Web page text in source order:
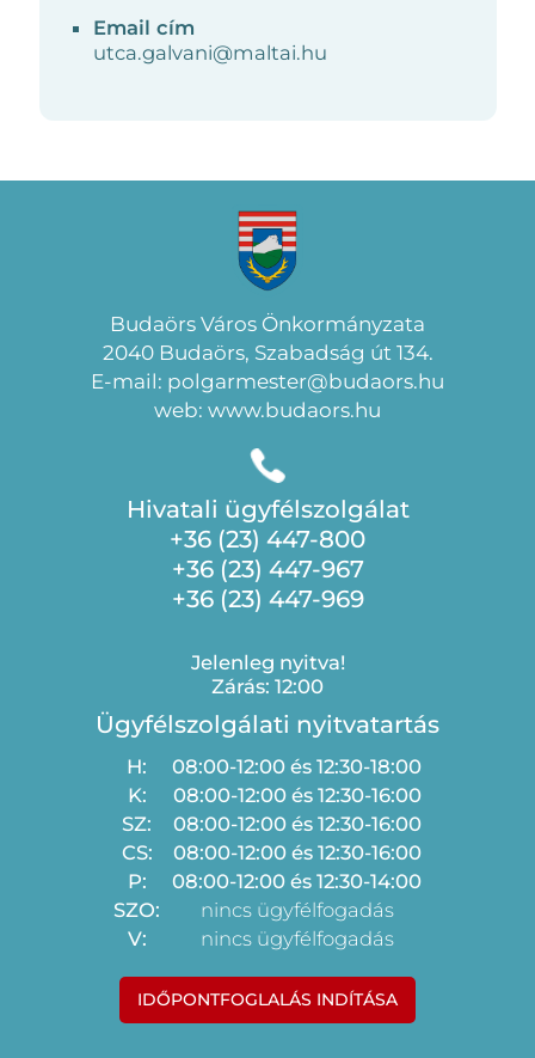
Email cím
utca.galvani@maltai.hu
Budaörs Város Önkormányzata
2040 Budaörs, Szabadság út 134.
E-mail: polgarmester@budaors.hu
web: www.budaors.hu
Hivatali ügyfélszolgálat
+36 (23) 447-800
+36 (23) 447-967
+36 (23) 447-969
Jelenleg nyitva!
Zárás: 12:00
Ügyfélszolgálati nyitvatartás
H:
08:00-12:00 és 12:30-18:00
K:
08:00-12:00 és 12:30-16:00
SZ:
08:00-12:00 és 12:30-16:00
CS:
08:00-12:00 és 12:30-16:00
P:
08:00-12:00 és 12:30-14:00
SZO:
nincs ügyfélfogadás
V:
nincs ügyfélfogadás
IDŐPONTFOGLALÁS INDÍTÁSA